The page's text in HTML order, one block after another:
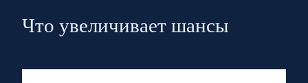
Что увеличивает шансы